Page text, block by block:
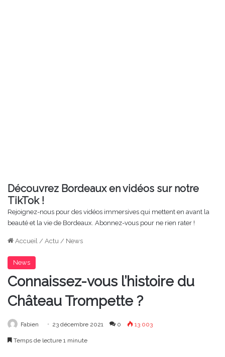
Découvrez Bordeaux en vidéos sur notre
TikTok !
Rejoignez-nous pour des vidéos immersives qui mettent en avant la
beauté et la vie de Bordeaux. Abonnez-vous pour ne rien rater !
Accueil / Actu / News
News
Connaissez-vous l’histoire du
Château Trompette ?
Fabien 23 décembre 2021 0 13 003
Temps de lecture 1 minute